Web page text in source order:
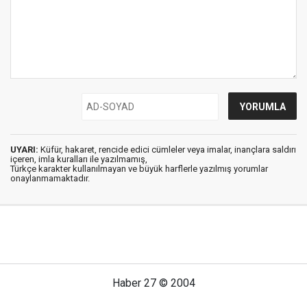
UYARI: Küfür, hakaret, rencide edici cümleler veya imalar, inançlara saldırı
içeren, imla kuralları ile yazılmamış,
Türkçe karakter kullanılmayan ve büyük harflerle yazılmış yorumlar
onaylanmamaktadır.
Haber 27 © 2004